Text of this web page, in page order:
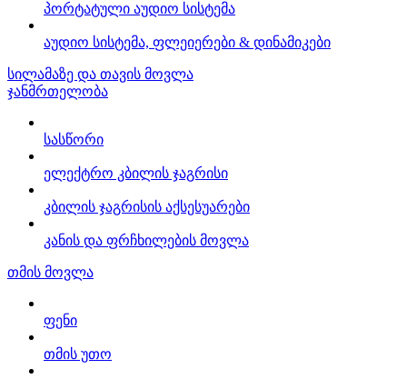
პორტატული აუდიო სისტემა
აუდიო სისტემა, ფლეიერები & დინამიკები
სილამაზე და თავის მოვლა
ჯანმრთელობა
სასწორი
ელექტრო კბილის ჯაგრისი
კბილის ჯაგრისის აქსესუარები
კანის და ფრჩხილების მოვლა
თმის მოვლა
ფენი
თმის უთო